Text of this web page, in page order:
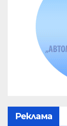
Реклама